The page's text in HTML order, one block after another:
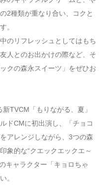
2種類が重なり合い、コクと
。
のリフレッシュとしてはもち
人とのお出かけの際など、そ
クの森永スイーツ」をぜひお
TVCM「もりながる、夏」
ドCMに初出演し、「チョコ
アレンジしながら、3つの森
象的な“クエックエックエ～
キャラクター「キョロちゃ
。